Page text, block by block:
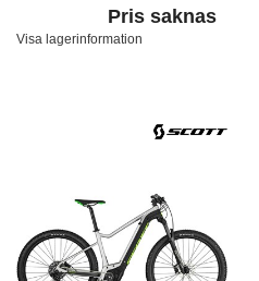
Pris saknas
Visa lagerinformation